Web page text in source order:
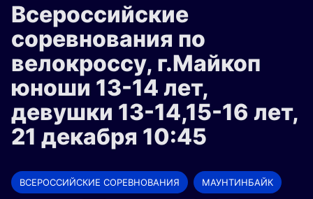
Всероссийские
соревнования по
велокроссу, г.Майкоп
юноши 13-14 лет,
девушки 13-14,15-16 лет,
21 декабря 10:45
ВСЕРОССИЙСКИЕ СОРЕВНОВАНИЯ МАУНТИНБАЙК